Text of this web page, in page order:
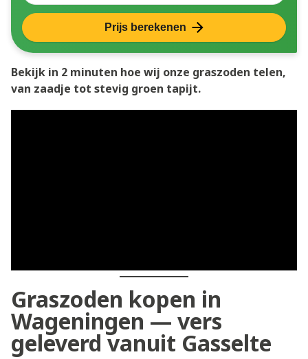
Prijs berekenen
Bekijk in 2 minuten hoe wij onze graszoden telen,
van zaadje tot stevig groen tapijt.
Graszoden kopen in
Wageningen — vers
geleverd vanuit Gasselte